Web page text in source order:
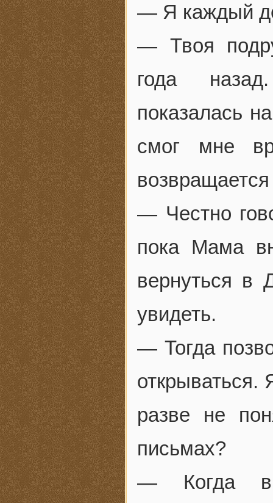
— Я каждый
— Твоя
года
показалась
смог мне
— Честно
пока Мама
вернуться в
увидеть.
— Тогда
разве не
письмах?
— Когда